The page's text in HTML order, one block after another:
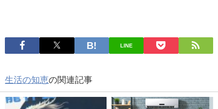
LINE
生活の知恵の関連記事